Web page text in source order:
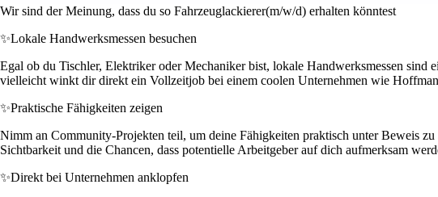
Wir sind der Meinung, dass du so Fahrzeuglackierer(m/w/d) erhalten könntest
✨Lokale Handwerksmessen besuchen
Egal ob du Tischler, Elektriker oder Mechaniker bist, lokale Handwerksmessen
vielleicht winkt dir direkt ein Vollzeitjob bei einem coolen Unternehmen wie
✨Praktische Fähigkeiten zeigen
Nimm an Community-Projekten teil, um deine Fähigkeiten praktisch unter Beweis
Sichtbarkeit und die Chancen, dass potentielle Arbeitgeber auf dich aufmerksam
✨Direkt bei Unternehmen anklopfen